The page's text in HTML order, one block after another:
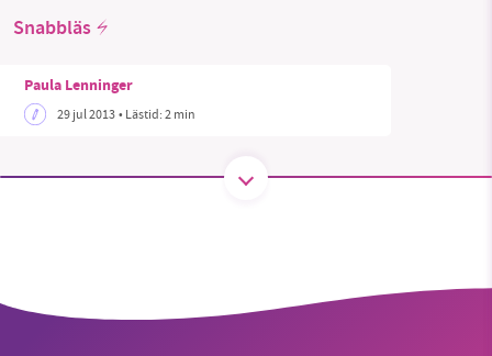
Threads
Snabbläs
Paula Lenninger
29 jul 2013• Lästid:2 min
starten 2010 har vår ideella redaktion drivit
miljödebatten framåt genom